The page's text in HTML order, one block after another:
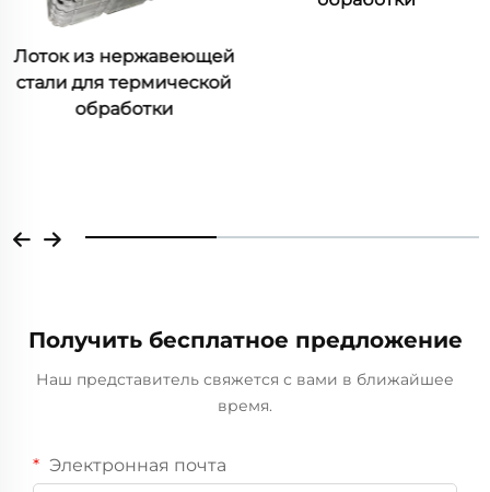
Получить бесплатное предложение
Наш представитель свяжется с вами в ближайшее
время.
Электронная почта